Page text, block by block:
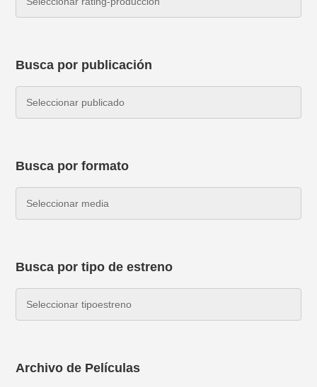
Busca por publicación
Busca por formato
Busca por tipo de estreno
Archivo de Películas